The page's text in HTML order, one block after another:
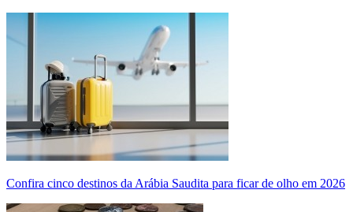
Confira cinco destinos da Arábia Saudita para ficar de olho em 2026